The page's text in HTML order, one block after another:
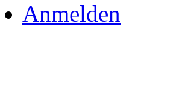
Anmelden